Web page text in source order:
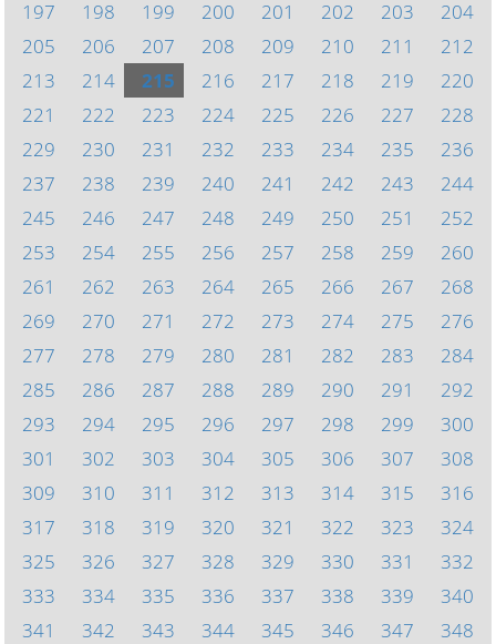
197
198 199 200 201 202 203
204
205
206 207 208 209 210 211
212
213
214 215 216 217 218 219
220
221
222 223 224 225 226 227
228
229
230 231 232 233 234 235
236
237
238 239 240 241 242 243
244
245
246 247 248 249 250 251
252
253
254 255 256 257 258 259
260
261
262 263 264 265 266 267
268
269
270 271 272 273 274 275
276
277
278 279 280 281 282 283
284
285
286 287 288 289 290 291
292
293
294 295 296 297 298 299
300
301
302 303 304 305 306 307
308
309
310 311 312 313 314 315
316
317
318 319 320 321 322 323
324
325
326 327 328 329 330 331
332
333
334 335 336 337 338 339
340
341
342 343 344 345 346 347 348